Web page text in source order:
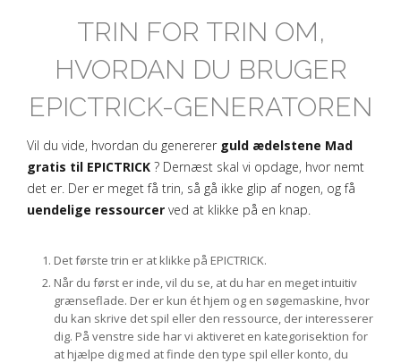
TRIN FOR TRIN OM,
HVORDAN DU BRUGER
EPICTRICK-GENERATOREN
Vil du vide, hvordan du genererer guld ædelstene Mad
gratis til EPICTRICK ? Dernæst skal vi opdage, hvor nemt
det er. Der er meget få trin, så gå ikke glip af nogen, og få
uendelige ressourcer ved at klikke på en knap.
Det første trin er at klikke på EPICTRICK.
Når du først er inde, vil du se, at du har en meget intuitiv
grænseflade. Der er kun ét hjem og en søgemaskine, hvor
du kan skrive det spil eller den ressource, der interesserer
dig. På venstre side har vi aktiveret en kategorisektion for
at hjælpe dig med at finde den type spil eller konto, du